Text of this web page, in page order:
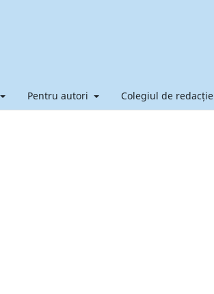
Pentru autori Colegiul de redacție